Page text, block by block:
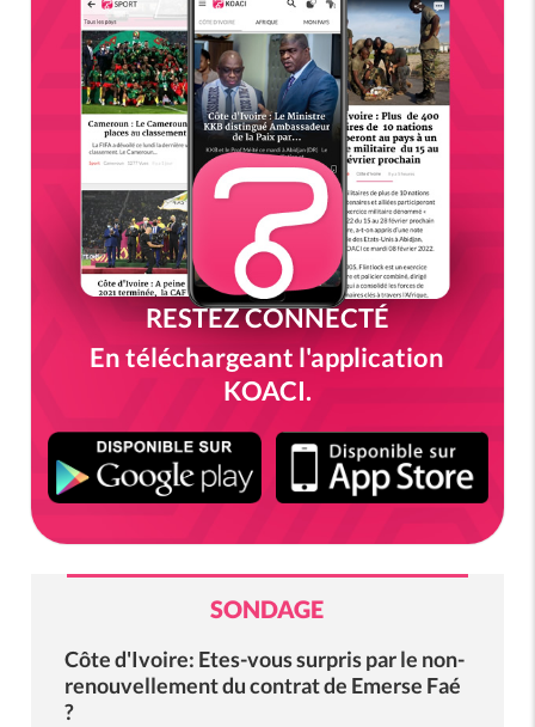
RESTEZ CONNECTÉ
En téléchargeant l'application
KOACI.
SONDAGE
Côte d'Ivoire: Etes-vous surpris par le non-
renouvellement du contrat de Emerse Faé
?